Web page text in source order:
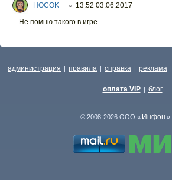
HOCOK ○ 13:52 03.06.2017
Не помню такого в игре.
администрация | правила | справка | реклама |
оплата VIP | блог
© 2008-2026 ООО « Инфон »